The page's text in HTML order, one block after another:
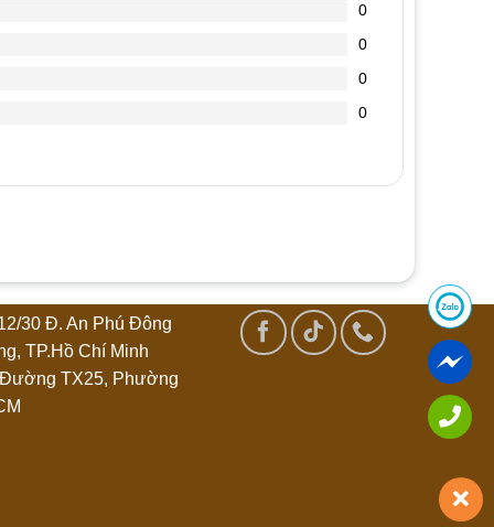
0
0
0
0
30 Đ. An Phú Đông
TP.Hồ Chí Minh
TX25, Phường